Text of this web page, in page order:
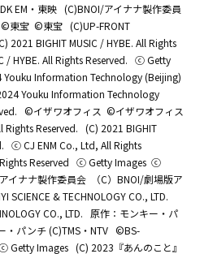
EM・東映 (C)BNOI/アイナナ製作委員
©東宝 ©東宝 (C)UP-FRONT
2021 BIGHIT MUSIC / HYBE. All Rights
/ HYBE. All Rights Reserved. ⓒ Getty
Youku Information Technology (Beijing)
Youku Information Technology
©イザワオフィス ©イザワオフィス
Rights Reserved. (C) 2021 BIGHIT
ⓒ CJ ENM Co., Ltd, All Rights
Reserved ⓒ Getty Images ⓒ
イナナ製作委員会
（C）BNOI/劇場版ア
SCIENCE & TECHNOLOGY CO., LTD.
CO., LTD.
原作：モンキー・パ
・パンチ (C)TMS・NTV ©BS-
Getty Images (C) 2023『あんのこと』